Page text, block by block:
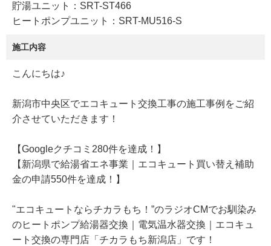
貯湯ユニット：SRT-ST466
ヒートポンプユニット：SRT-MU516-S
施工内容
こんにちは♪
新潟市中央区でエコキュート交換工事の施工事例をご紹
介させていただきます！
【Googleクチコミ280件を達成！】
【新潟県で給湯省エネ事業｜エコキュート買い替え補助
金の申請550件を達成！】
"エコキュートならチカラもち！”のラジオCMでお馴染み
のヒートポンプ給湯器交換｜電気温水器交換｜エコキュ
ート交換の専門店「チカラもち新潟店」です！